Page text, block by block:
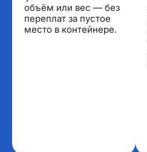
объём или вес — без
переплат за пустое
место в контейнере.